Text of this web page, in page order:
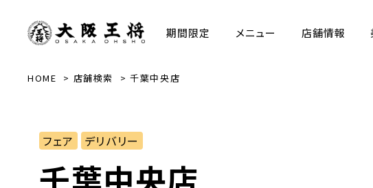
期間限定 メニュー 店舗情報
HOME 店舗検索 千葉中央店
フェア デリバリー
千葉中央店